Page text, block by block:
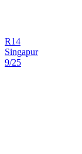
R14
Singapur
9/25